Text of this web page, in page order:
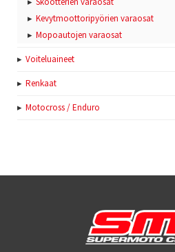
Kevytmoottoripyörien varaosat
Mopoautojen varaosat
Voiteluaineet
Renkaat
Motocross / Enduro